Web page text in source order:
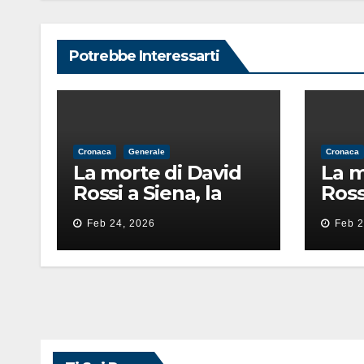
Potrebbe Interessarti
Cronaca Generale
La morte di David
Rossi a Siena, la
perizia lancia la
pista di
un’intimidazione
finita male
Feb 24, 2026
Cronaca
La
Feb